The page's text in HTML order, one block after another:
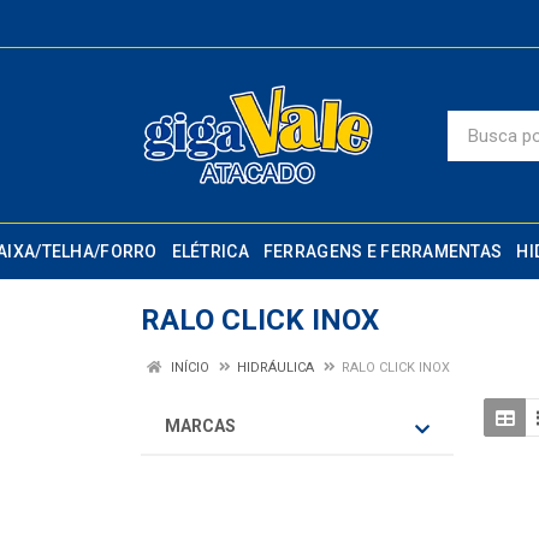
TELHA/FORRO ELÉTRICA FERRAGENS E FERRAMENTAS
RALO CLICK INOX
INÍCIO HIDRÁULICA RALO CLICK INOX
MARCAS